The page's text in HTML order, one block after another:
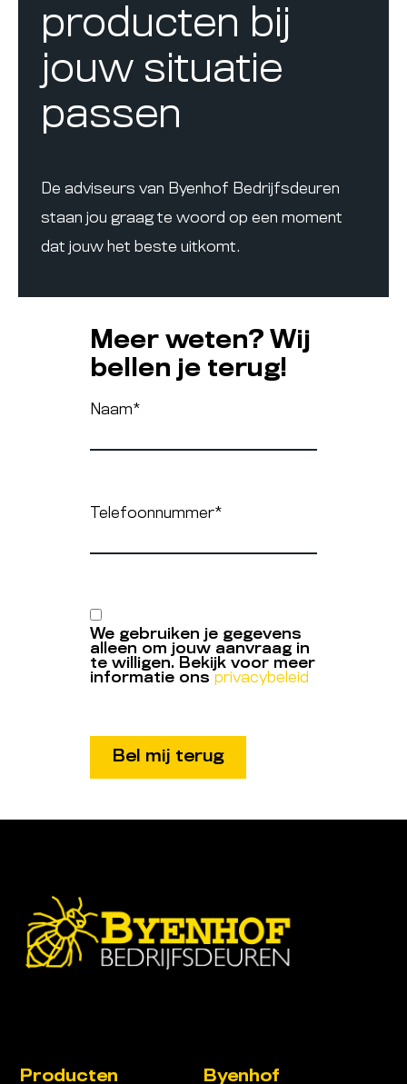
producten bij
jouw situatie
passen
De adviseurs van Byenhof Bedrijfsdeuren
staan jou graag te woord op een moment
dat jouw het beste uitkomt.
Meer weten? Wij
bellen je terug!
Naam*
Telefoonnummer*
We gebruiken je gegevens
alleen om jouw aanvraag in
te willigen. Bekijk voor meer
informatie ons privacybeleid
Byenhof
Producten